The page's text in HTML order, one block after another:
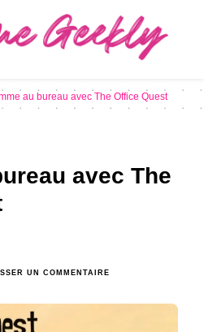
au bureau avec The Office Quest
avec The
UN COMMENTAIRE